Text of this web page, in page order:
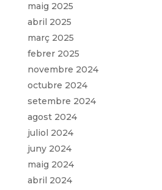
maig 2025
abril 2025
març 2025
febrer 2025
novembre 2024
octubre 2024
setembre 2024
agost 2024
juliol 2024
juny 2024
maig 2024
abril 2024